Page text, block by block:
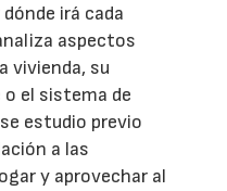
irá cada
aspectos
vivienda, su
el sistema de
estudio previo
a las
y aprovechar al